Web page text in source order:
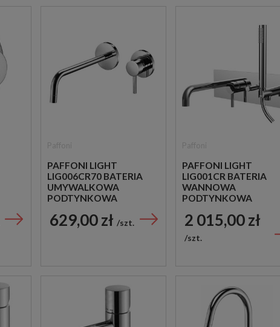
PAFFONI LIGHT
LIG006CR70 BATERIA
UMYWALKOWA
PODTYNKOWA
CHROM
629,00 zł szt.
PAFFONI LIGHT
LIG001CR BATERIA
WANNOWA
PODTYNKOWA
CHROM
2 015,00 zł
szt.